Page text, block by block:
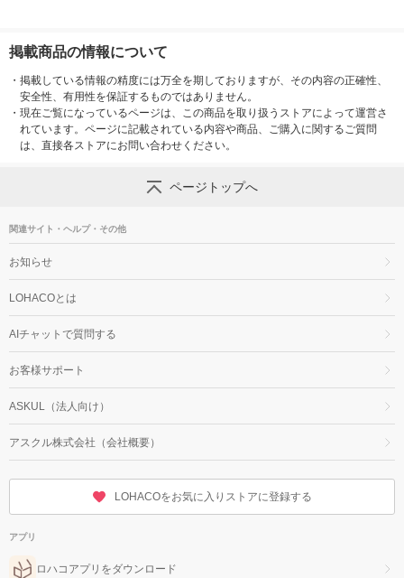
掲載商品の情報について
・ 掲載している情報の精度には万全を期しておりますが、その内容の正確性、
安全性、有用性を保証するものではありません。
・ 現在ご覧になっているページは、この商品を取り扱うストアによって運営さ
れています。ページに記載されている内容や商品、ご購入に関するご質問
は、直接各ストアにお問い合わせください。
ページトップへ
関連サイト・ヘルプ・その他
お知らせ
LOHACOとは
AIチャットで質問する
お客様サポート
ASKUL（法人向け）
アスクル株式会社（会社概要）
LOHACOをお気に入りストアに登録する
アプリ
ロハコアプリをダウンロード